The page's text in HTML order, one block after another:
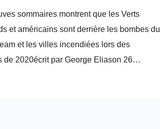
l’explosion du Nord
et des incendies des villes
l’élection de 2020
sommaires montrent que les Verts
et américains sont derrière les bombes du
et les villes incendiées lors des
de 2020écrit par George Eliason 26…